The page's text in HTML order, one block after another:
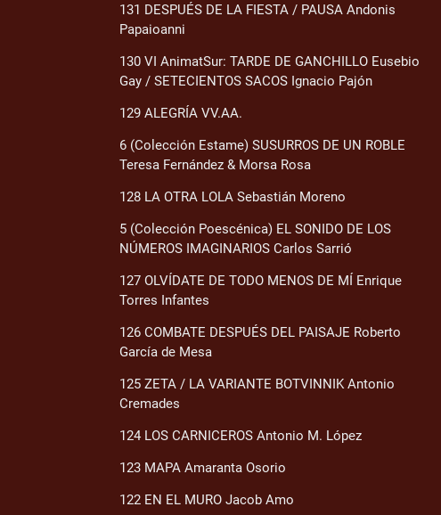
131 DESPUÉS DE LA FIESTA / PAUSA Andonis
Papaioanni
130 VI AnimatSur: TARDE DE GANCHILLO Eusebio
Gay / SETECIENTOS SACOS Ignacio Pajón
129 ALEGRÍA VV.AA.
6 (Colección Estame) SUSURROS DE UN ROBLE
Teresa Fernández & Morsa Rosa
128 LA OTRA LOLA Sebastián Moreno
5 (Colección Poescénica) EL SONIDO DE LOS
NÚMEROS IMAGINARIOS Carlos Sarrió
127 OLVÍDATE DE TODO MENOS DE MÍ Enrique
Torres Infantes
126 COMBATE DESPUÉS DEL PAISAJE Roberto
García de Mesa
125 ZETA / LA VARIANTE BOTVINNIK Antonio
Cremades
124 LOS CARNICEROS Antonio M. López
123 MAPA Amaranta Osorio
122 EN EL MURO Jacob Amo